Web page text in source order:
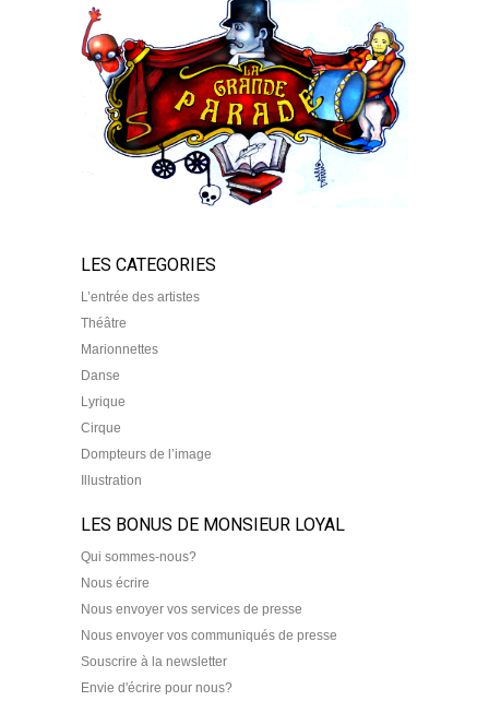
LES CATEGORIES
L’entrée des artistes
Théâtre
Marionnettes
Danse
Lyrique
Cirque
Dompteurs de l’image
Illustration
LES BONUS DE MONSIEUR LOYAL
Qui sommes-nous?
Nous écrire
Nous envoyer vos services de presse
Nous envoyer vos communiqués de presse
Souscrire à la newsletter
Envie d'écrire pour nous?